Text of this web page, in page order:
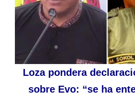
Loza pondera
sobre Evo: “se ha